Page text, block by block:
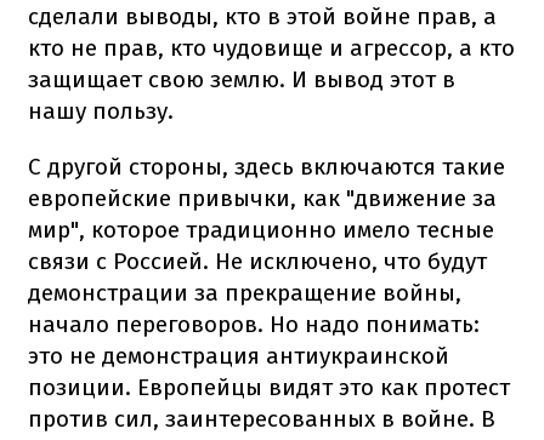
сделали выводы, кто в этой войне прав, а
кто не прав, кто чудовище и агрессор, а кто
защищает свою землю. И вывод этот в
нашу пользу.
С другой стороны, здесь включаются такие
европейские привычки, как "движение за
мир", которое традиционно имело тесные
связи с Россией. Не исключено, что будут
демонстрации за прекращение войны,
начало переговоров. Но надо понимать:
это не демонстрация антиукраинской
позиции. Европейцы видят это как протест
против сил, заинтересованных в войне. В